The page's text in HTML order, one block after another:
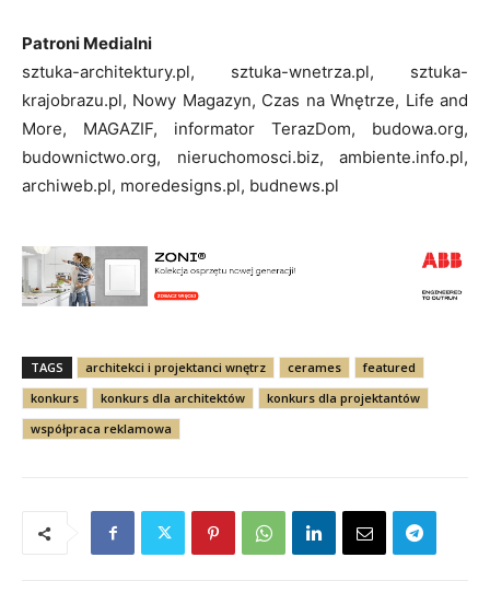
Patroni Medialni
sztuka-architektury.pl, sztuka-wnetrza.pl, sztuka-
krajobrazu.pl, Nowy Magazyn, Czas na Wnętrze, Life and
More, MAGAZIF, informator TerazDom, budowa.org,
budownictwo.org, nieruchomosci.biz, ambiente.info.pl,
archiweb.pl, moredesigns.pl, budnews.pl
TAGS architekci i projektanci wnętrz cerames
featured
konkurs
konkurs dla architektów
konkurs dla projektantów
współpraca reklamowa